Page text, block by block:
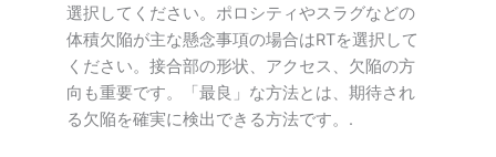
選択してください。ポロシティやスラグなどの
体積欠陥が主な懸念事項の場合はRTを選択して
ください。接合部の形状、アクセス、欠陥の方
向も重要です。「最良」な方法とは、期待され
る欠陥を確実に検出できる方法です。.